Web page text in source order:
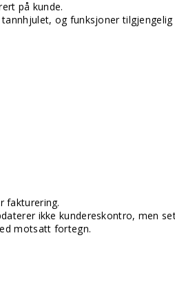
på kunde.
og funksjoner
fakturering.
ikke kundereskontro, men
motsatt fortegn.